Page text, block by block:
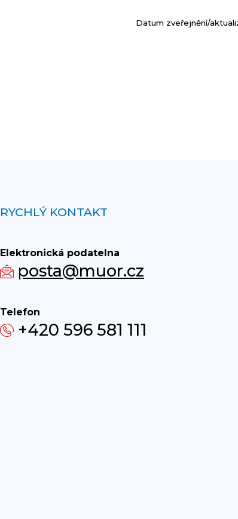
Datum zveřejnění/
RYCHLÝ KONTAKT
Elektronická podatelna
posta@muor.cz
Telefon
+420 596 581 111